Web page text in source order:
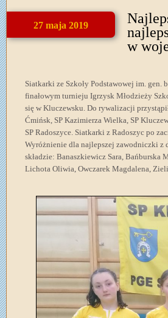
27 maja 2019
w
Siatkarki ze Szkoły Podstawowej im. gen.
finałowym turnieju Igrzysk Młodzieży
się w Kluczewsku. Do rywalizacji
Ćmińsk, SP Kazimierza Wielka, SP
SP Radoszyce. Siatkarki z Radoszyc po
Wyróżnienie dla najlepszej zawodniczki z
składzie: Banaszkiewicz Sara,
Lichota Oliwia, Owczarek Magdalena,